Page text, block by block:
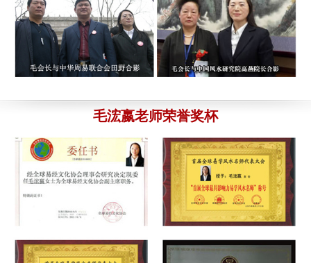
订单号为：135****8301 的 高女士：其实刚开始我是非常担心
的，毕竟是网络上的交易，我选择的是毛老师亲自起名的898元
的套餐，3天后，毛老师给我的取名结果和资料还是非常满意
的。下次介绍客户给你的。8月4日
订单号为：177****6524 的 晓红：您大气、真诚、热情、为客户
一颗灰心丧气的心。我发自内向的向您道一声 ：谢谢！您辛苦
订单号为：156****5687 的 于先生：
感谢中华易名斋取名网毛老
师，所取的名字家人很满意，我们研究选定；于卓含，小名；珍
妮，明天报户口。8月4日
起名结果已发出，请查收。
8月2日
订单号为：135****4589的 四川涪陵崔小姐：您给孩子
取名-598元汇款已经收到。8月2日
订单号为：132****6735的 广东江门姚先生：您的个人
订单号为：138****5567的 江苏苏州林先生：您的孩子
改名-898元汇款已经收到。
8月1日
订单号为：136****5568的 陕西榆林石先生：你的公司
起名-998元汇款已经收到。
8月1日
订单号为：136****2557
的 辽宁大连徐先生：您的宝宝
起名结果已发出，请查收。
8月1日
订单号为：180****6789的 广西南宁王先生：您的宝宝
毛浤嬴老师荣誉奖杯